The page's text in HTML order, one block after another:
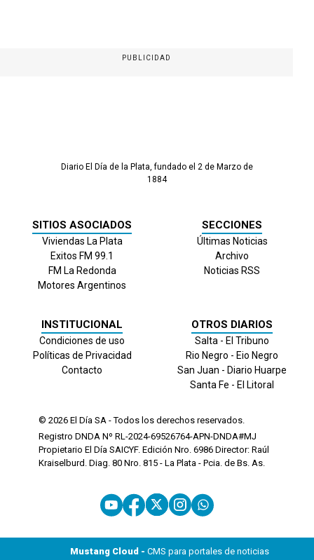
PUBLICIDAD
Diario El Día de la Plata, fundado el 2 de Marzo de
1884
SITIOS ASOCIADOS
Viviendas La Plata
Exitos FM 99.1
FM La Redonda
Motores Argentinos
SECCIONES
Últimas Noticias
Archivo
Noticias RSS
INSTITUCIONAL
Condiciones de uso
Políticas de Privacidad
Contacto
OTROS DIARIOS
Salta - El Tribuno
Rio Negro - Eio Negro
San Juan - Diario Huarpe
Santa Fe - El Litoral
© 2026 El Día SA - Todos los derechos reservados.
Registro DNDA Nº RL-2024-69526764-APN-DNDA#MJ
Propietario El Día SAICYF. Edición Nro. 6986 Director: Raúl
Kraiselburd. Diag. 80 Nro. 815 - La Plata - Pcia. de Bs. As.
Mustang Cloud - CMS para portales de noticias